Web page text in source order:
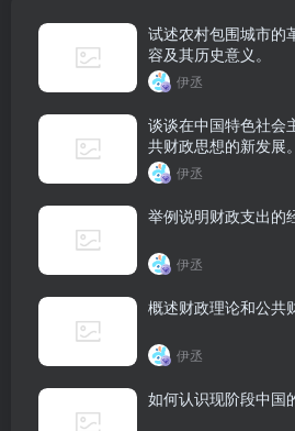
试述农村包围城市的
容及其历史意义。
伊丞
谈谈在中国特色社会
共财政思想的新发展。
伊丞
举例说明财政支出的
伊丞
概述财政理论和公共
伊丞
如何认识现阶段中国